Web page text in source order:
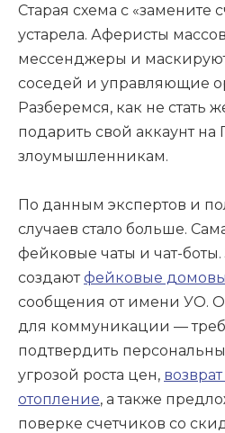
Старая схема с «замените
устарела. Аферисты
мессенджеры и
соседей и управляющие
Разберемся, как не стать
подарить свой аккаунт на
злоумышленникам.
По данным экспертов и
случаев стало больше.
фейковые чаты и чат-
создаютфейковые
сообщения от имени УО.
для коммуникации —
подтвердить
угрозой роста цен,
отопление, а также
поверке счетчиков со